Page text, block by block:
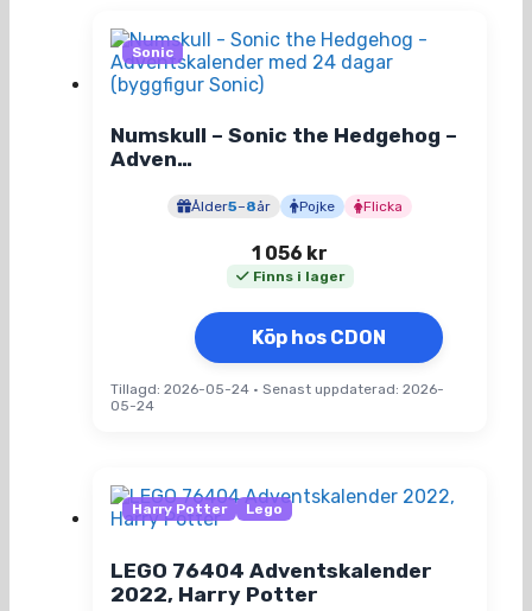
Sonic
Numskull – Sonic the Hedgehog –
Adven…
Ålder5–8år Pojke Flicka
1 056 kr
Finns i lager
Köp hos CDON
Tillagd: 2026-05-24 • Senast uppdaterad: 2026-
05-24
Harry Potter Lego
LEGO 76404 Adventskalender
2022, Harry Potter